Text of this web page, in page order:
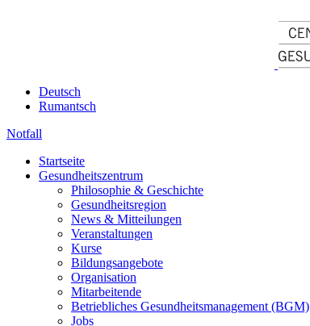
Deutsch
Rumantsch
Notfall
Startseite
Gesundheitszentrum
Philosophie & Geschichte
Gesundheitsregion
News & Mitteilungen
Veranstaltungen
Kurse
Bildungsangebote
Organisation
Mitarbeitende
Betriebliches Gesundheitsmanagement (BGM)
Jobs